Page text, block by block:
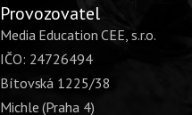
Provozovatel
Media Education CEE, s.r.o.
IČO: 24726494
Bítovská 1225/38
Michle (Praha 4)